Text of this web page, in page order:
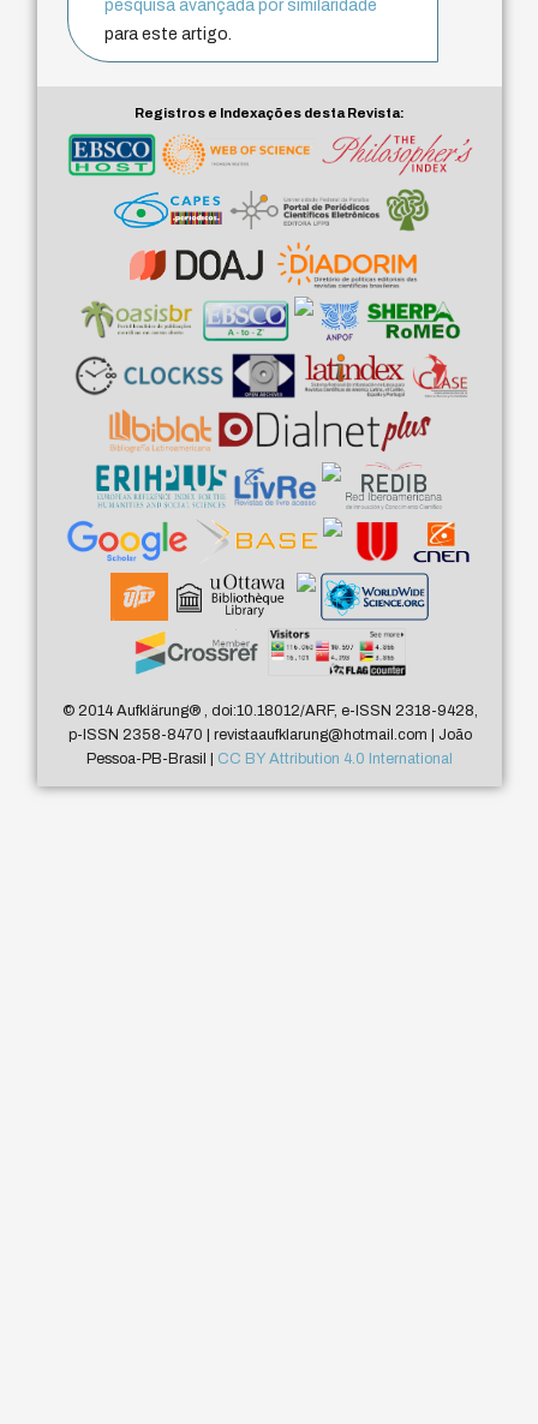
pesquisa avançada por similaridade
para este artigo.
Registros e Indexações desta Revista:
© 2014 Aufklärung®, doi:10.18012/ARF, e-ISSN 2318-9428,
p-ISSN 2358-8470 | revistaaufklarung@hotmail.com | João
Pessoa-PB-Brasil | CC BY Attribution 4.0 International